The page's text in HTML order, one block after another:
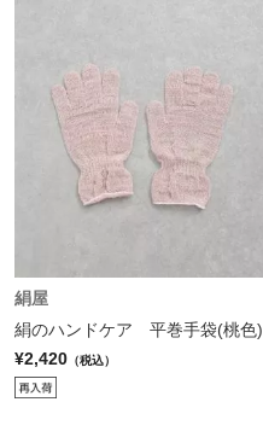
絹屋
絹のハンドケア 平巻手袋(桃色)
¥2,420 （税込）